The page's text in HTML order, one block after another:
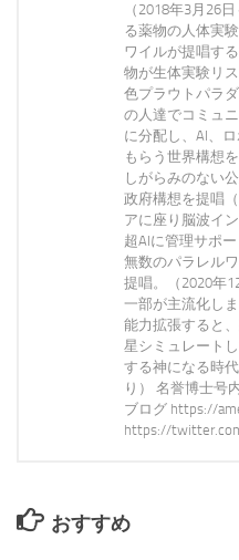
（2018年3月26
る薬物の人体実
ワイルが提唱す
物が生体実験リ
色プラウトパラ
の人達でコミュ
に分配し、AI、
もらう世界構想
しがらみのない
政府構想を提唱
アに座り脳波イ
超AIに管理サポ
無数のパラレル
提唱。（2020年
一部が主流化し
能力拡張すると
星シミュレート
する神になる時
り） 名誉博士号
ブログ https://
https://
おすすめ